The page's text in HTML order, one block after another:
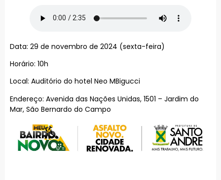
Data: 29 de novembro de 2024 (sexta-feira)
Horário: 10h
Local: Auditório do hotel Neo MBigucci
Endereço: Avenida das Nações Unidas, 1501 – Jardim do
Mar, São Bernardo do Campo